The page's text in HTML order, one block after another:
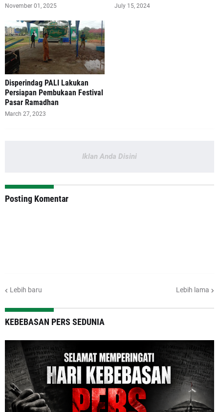
November 01, 2025 July 15, 2024
Disperindag PALI Lakukan
Persiapan Pembukaan Festival
Pasar Ramadhan
March 27, 2023
Iklan Anda Disini
Posting Komentar
Lebih baru Lebih lama
KEBEBASAN PERS SEDUNIA